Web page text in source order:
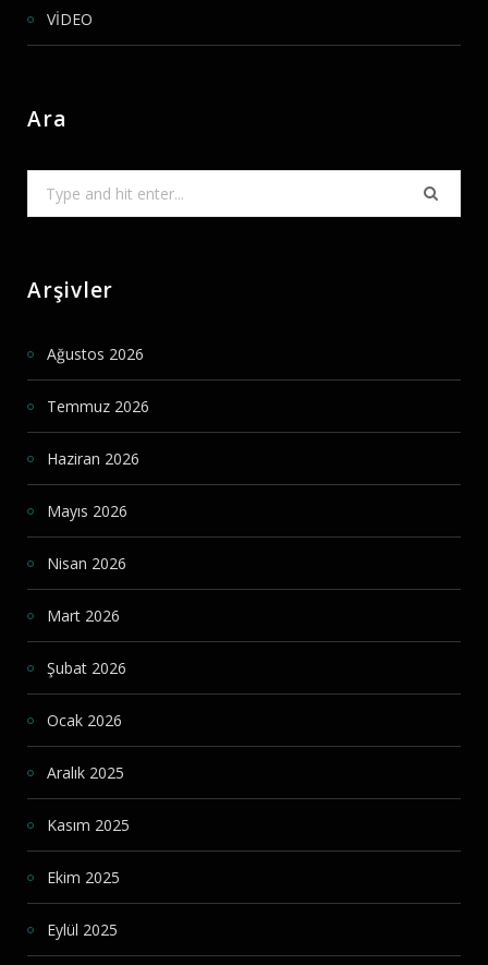
VİDEO
Ara
Arşivler
Ağustos 2026
Temmuz 2026
Haziran 2026
Mayıs 2026
Nisan 2026
Mart 2026
Şubat 2026
Ocak 2026
Aralık 2025
Kasım 2025
Ekim 2025
Eylül 2025